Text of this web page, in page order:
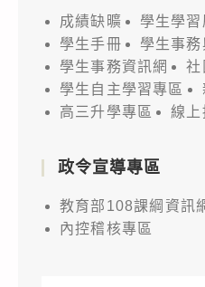
成績缺曠
學生學
學生手冊
學生事
學生事務資訊網
社
學生自主學習專區
高三升學專區
線上
政令宣導專區
教育部108課綱資訊
內控稽核專區